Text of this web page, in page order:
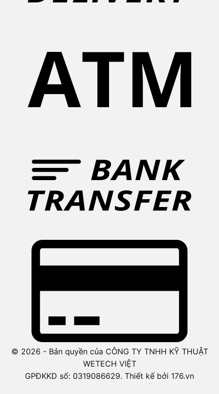
© 2026 - Bản quyền của CÔNG TY TNHH KỸ THUẬT
WETECH VIỆT
GPĐKKD số: 0319086629. Thiết kế bởi 176.vn